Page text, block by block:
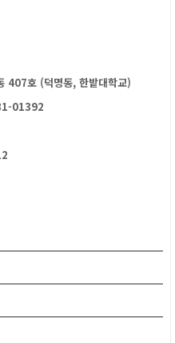
407호 (덕명동, 한밭대학교)
01392